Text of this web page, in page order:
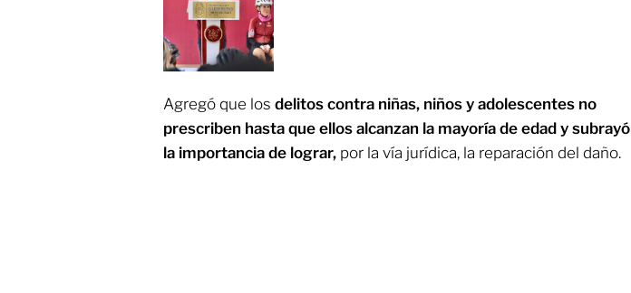
Agregó que los delitos contra niñas, niños y adolescentes no
prescriben hasta que ellos alcanzan la mayoría de edad y subrayó
la importancia de lograr, por la vía jurídica, la reparación del daño.